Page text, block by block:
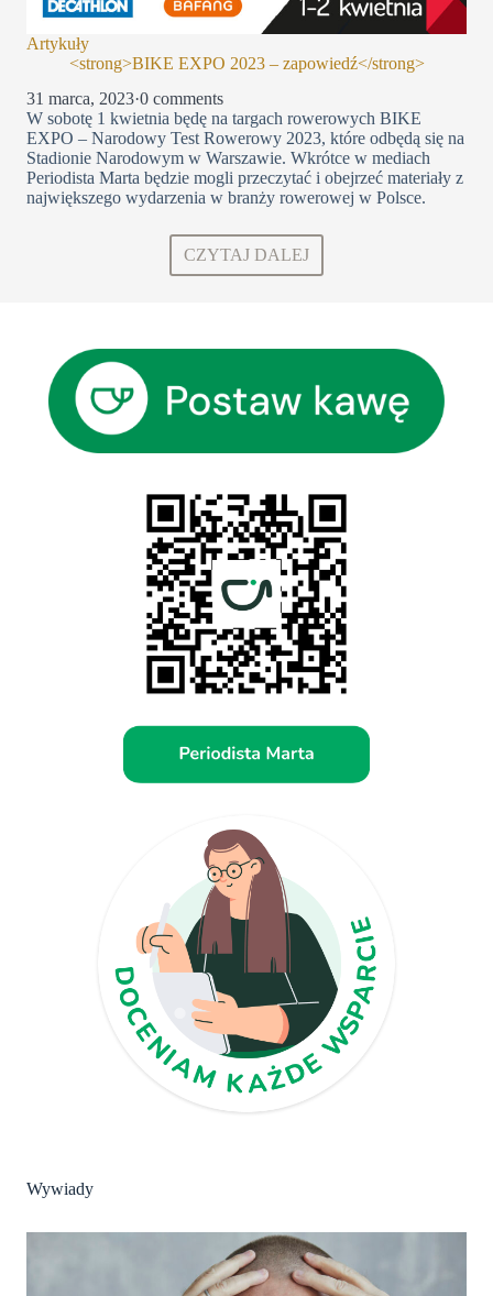
Artykuły
<strong>BIKE EXPO 2023 – zapowiedź</strong>
31 marca, 2023·0 comments
W sobotę 1 kwietnia będę na targach rowerowych BIKE
EXPO – Narodowy Test Rowerowy 2023, które odbędą się na
Stadionie Narodowym w Warszawie. Wkrótce w mediach
Periodista Marta będzie mogli przeczytać i obejrzeć materiały z
największego wydarzenia w branży rowerowej w Polsce.
CZYTAJ DALEJ
Wywiady